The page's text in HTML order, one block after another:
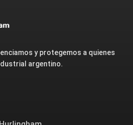
y protegemos a quienes
argentino.